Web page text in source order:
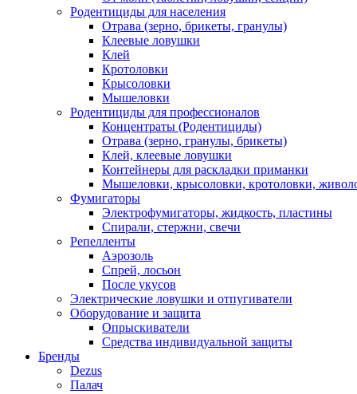
Родентициды для населения
Отрава (зерно, брикеты, гранулы)
Клеевые ловушки
Клей
Кротоловки
Крысоловки
Мышеловки
Родентициды для профессионалов
Концентраты (Родентициды)
Отрава (зерно, гранулы, брикеты)
Клей, клеевые ловушки
Контейнеры для раскладки приманки
Мышеловки, крысоловки, кротоловки,
Фумигаторы
Электрофумигаторы, жидкость, пластины
Спирали, стержни, свечи
Репелленты
Аэрозоль
Спрей, лосьон
После укусов
Электрические ловушки и отпугиватели
Оборудование и защита
Опрыскиватели
Средства индивидуальной защиты
Бренды
Dezus
Палач